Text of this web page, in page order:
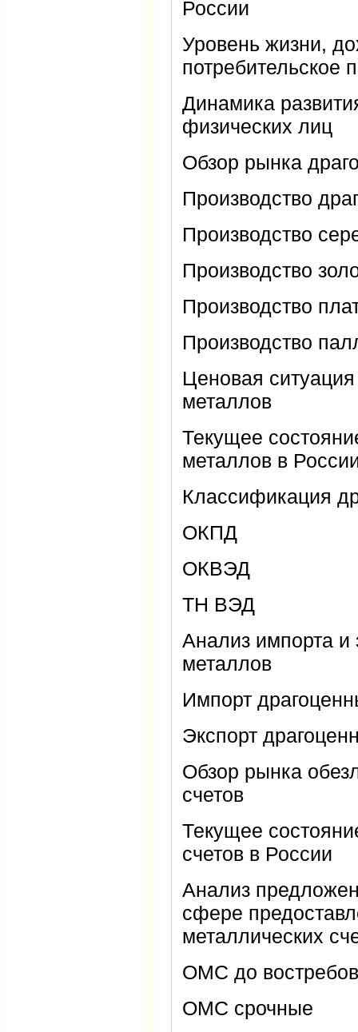
России
Уровень жизни,
потребительское
Динамика
физических лиц
Обзор рынка
Производство
Производство
Производство
Производство
Производство
Ценовая
металлов
Текущее
металлов в
Классификация
ОКПД
ОКВЭД
ТН ВЭД
Анализ импорта и
металлов
Импорт
Экспорт
Обзор рынка
счетов
Текущее
счетов в России
Анализ
сфере
металлических
ОМС до
ОМС срочные